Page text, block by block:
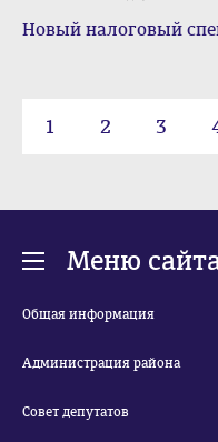
Новый налоговый
1 2 3
Меню
Общая информация
Администрация района
Совет депутатов